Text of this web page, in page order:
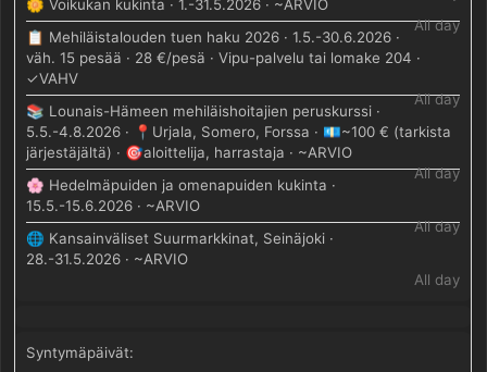
🌼 Voikukan kukinta · 1.-31.5.2026 · ~ARVIO
All day
📋 Mehiläistalouden tuen haku 2026 · 1.5.-30.6.2026 ·
väh. 15 pesää · 28 €/pesä · Vipu-palvelu tai lomake 204 ·
✓VAHV
All day
📚 Lounais-Hämeen mehiläishoitajien peruskurssi ·
5.5.-4.8.2026 · 📍Urjala, Somero, Forssa · 💶~100 € (tarkista
järjestäjältä) · 🎯aloittelija, harrastaja · ~ARVIO
All day
🌸 Hedelmäpuiden ja omenapuiden kukinta ·
15.5.-15.6.2026 · ~ARVIO
All day
🌐 Kansainväliset Suurmarkkinat, Seinäjoki ·
28.-31.5.2026 · ~ARVIO
All day